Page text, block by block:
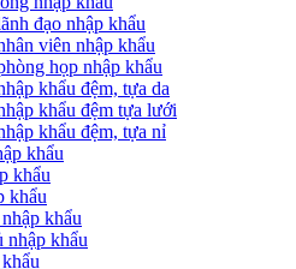
đạo nhập khẩu
viên nhập khẩu
họp nhập khẩu
khẩu đệm, tựa da
khẩu đệm tựa lưới
khẩu đệm, tựa nỉ
khẩu
khẩu
khẩu
khẩu
nhập khẩu